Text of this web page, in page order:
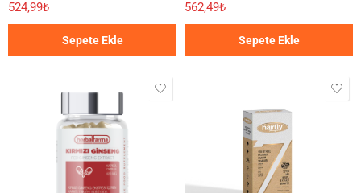
524,99₺
Sepete Ekle
562,49₺
Sepete Ekle